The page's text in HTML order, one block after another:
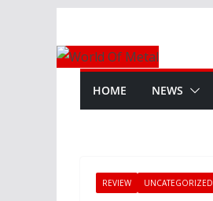
content
HOME NEWS
REVIEW UNCATEGORIZED